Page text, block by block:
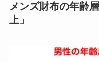
メンズ財布の年齢
上」